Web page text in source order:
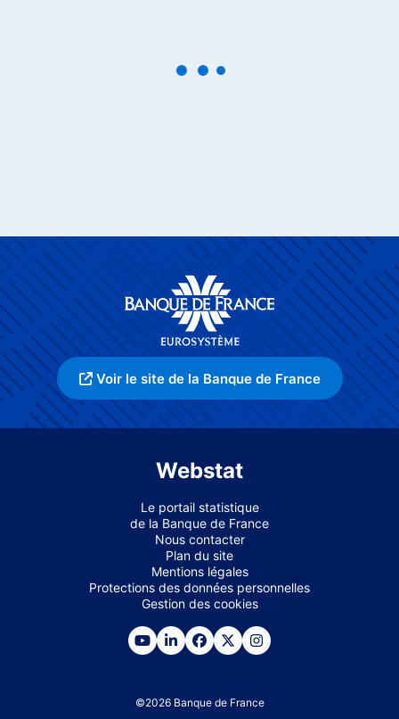
Voir le site de la Banque de France
Webstat
Le portail statistique
de la Banque de France
Nous contacter
Plan du site
Mentions légales
Protections des données personnelles
Gestion des cookies
©2026 Banque de France